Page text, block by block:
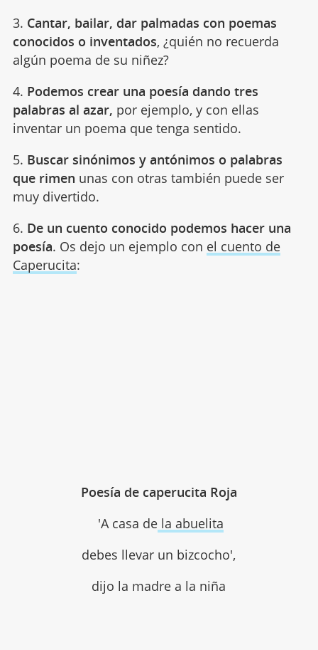
3. Cantar, bailar, dar palmadas con poemas
conocidos o inventados, ¿quién no recuerda
algún poema de su niñez?
4. Podemos crear una poesía dando tres
palabras al azar, por ejemplo, y con ellas
inventar un poema que tenga sentido.
5. Buscar sinónimos y antónimos o palabras
que rimen unas con otras también puede ser
muy divertido.
6. De un cuento conocido podemos hacer una
poesía. Os dejo un ejemplo con el cuento de
Caperucita:
Poesía de caperucita Roja
'A casa dela abuelita
debes llevar un bizcocho',
dijo la madre a la niña